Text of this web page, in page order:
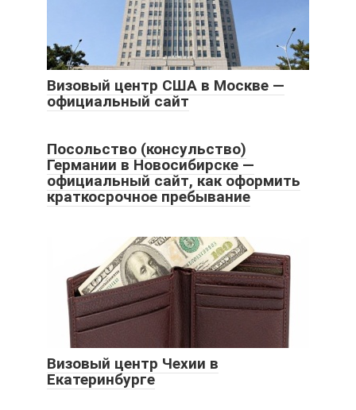
Визовый центр США в Москве —
официальный сайт
Посольство (консульство)
Германии в Новосибирске —
официальный сайт, как оформить
краткосрочное пребывание
Визовый центр Чехии в
Екатеринбурге